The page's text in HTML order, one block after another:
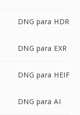
DNG para HDR
DNG para EXR
DNG para HEIF
DNG para AI